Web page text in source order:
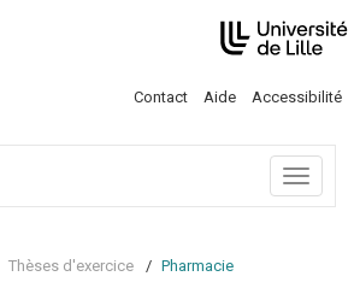
Contact Aide Accessibilité
Menu
Thèses d'exercice Pharmacie